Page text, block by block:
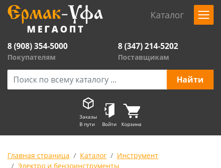
Каталог
8 (908) 354-5000
Покупателям
8 (347) 214-5202
Поставщикам
Заказы
В пути
Войти Корзина
Главная страница Каталог
Инструмент
Электро и бензоинструменты